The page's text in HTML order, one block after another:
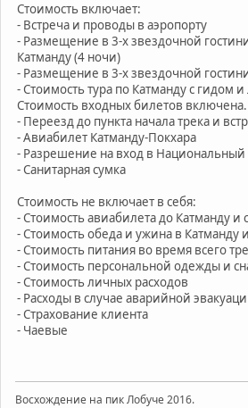
Стоимость включает:
- Встреча и проводы в аэропорту
- Размещение в 3-х звездочной
Катманду (4 ночи)
- Размещение в 3-х звездочной
- Стоимость тура по Катманду с гидом
Стоимость входных билетов включена.
- Переезд до пункта начала трека и
- Авиабилет Катманду-Покхара
- Разрешение на вход в Национальный
- Санитарная сумка
Стоимость не включает в себя:
- Стоимость авиабилета до Катманду и
- Стоимость обеда и ужина в Катманду
- Стоимость питания во время всего
- Стоимость персональной одежды и
- Стоимость личных расходов
- Расходы в случае аварийной
- Страхование клиента
- Чаевые
Восхождение на пик Лобуче 2016.